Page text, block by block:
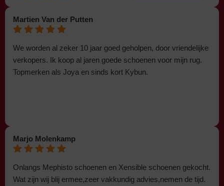
Martien Van der Putten
We worden al zeker 10 jaar goed geholpen, door vriendelijke
verkopers. Ik koop al jaren goede schoenen voor mijn rug.
Topmerken als Joya en sinds kort Kybun.
Marjo Molenkamp
Onlangs Mephisto schoenen en Xensible schoenen gekocht.
Wat zijn wij blij ermee,zeer vakkundig advies,nemen de tijd.